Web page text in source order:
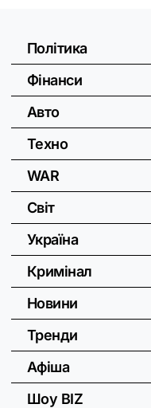
Політика
Фінанси
Авто
Техно
WAR
Світ
Україна
Кримінал
Новини
Тренди
Афіша
Шоу BIZ